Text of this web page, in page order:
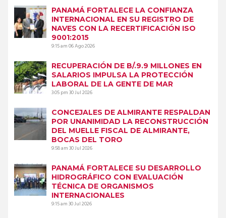
PANAMÁ FORTALECE LA CONFIANZA
INTERNACIONAL EN SU REGISTRO DE
NAVES CON LA RECERTIFICACIÓN ISO
9001:2015
9:15 am06 Ago 2026
RECUPERACIÓN DE B/.9.9 MILLONES EN
SALARIOS IMPULSA LA PROTECCIÓN
LABORAL DE LA GENTE DE MAR
3:05 pm30 Jul 2026
CONCEJALES DE ALMIRANTE RESPALDAN
POR UNANIMIDAD LA RECONSTRUCCIÓN
DEL MUELLE FISCAL DE ALMIRANTE,
BOCAS DEL TORO
9:58 am30 Jul 2026
PANAMÁ FORTALECE SU DESARROLLO
HIDROGRÁFICO CON EVALUACIÓN
TÉCNICA DE ORGANISMOS
INTERNACIONALES
9:15 am30 Jul 2026